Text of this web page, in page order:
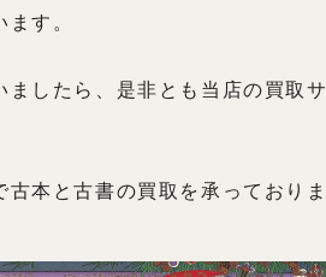
す。
したら、是非とも当店の買取サ
本と古書の買取を承っておりま